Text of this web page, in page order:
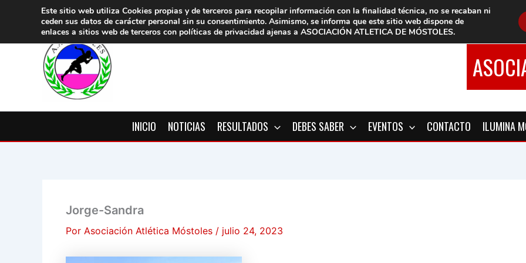
contenido
INICIO NOTICIAS RESULTADOS DEBES SABER EVENTOS CONTACTO ILUMINA
Jorge-Sandra
Por Asociación Atlética Móstoles / julio 24, 2023
Este sitio web utiliza Cookies propias y de terceros para recopilar información con la finalidad técnica, no se recaban ni
ceden sus datos de carácter personal sin su consentimiento. Asimismo, se informa que este sitio web dispone de
enlaces a sitios web de terceros con políticas de privacidad ajenas a ASOCIACIÓN ATLETICA DE MÓSTOLES.